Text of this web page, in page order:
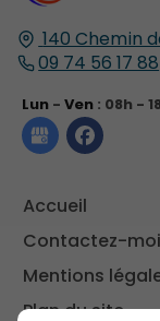
140 Chemin
09 74 56 17 88
Lun - Ven : 08h -
Accueil
Contactez-moi
Mentions
Plan du site